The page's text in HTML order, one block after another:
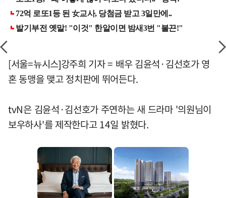
[서울=뉴시스]강주희 기자 = 배우 김윤석·김선호가 영
혼 동맹을 맺고 정치판에 뛰어든다.
tvN은 김윤석·김선호가 주연하는 새 드라마 '의원님이
보우하사'를 제작한다고 14일 밝혔다.